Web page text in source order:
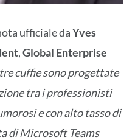
ufficiale daYves
,Global Enterprise
cuffie sono progettate
tra i professionisti
e con alto tasso di
di Microsoft Teams